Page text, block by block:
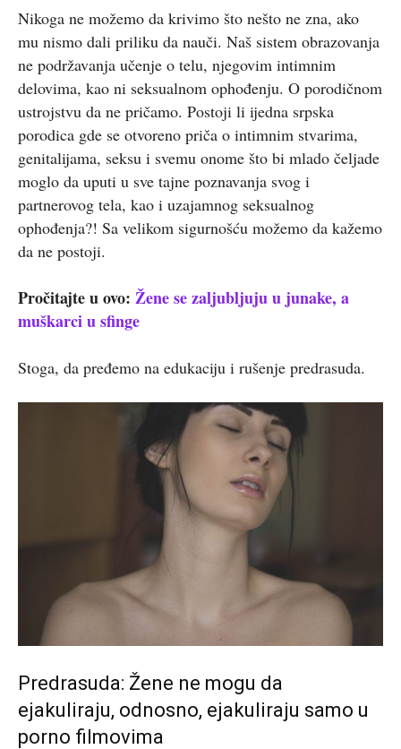
Nikoga ne možemo da krivimo što nešto ne zna, ako
mu nismo dali priliku da nauči. Naš sistem obrazovanja
ne podržavanja učenje o telu, njegovim intimnim
delovima, kao ni seksualnom ophođenju. O porodičnom
ustrojstvu da ne pričamo. Postoji li ijedna srpska
porodica gde se otvoreno priča o intimnim stvarima,
genitalijama, seksu i svemu onome što bi mlado čeljade
moglo da uputi u sve tajne poznavanja svog i
partnerovog tela, kao i uzajamnog seksualnog
ophođenja?! Sa velikom sigurnošću možemo da kažemo
da ne postoji.
Pročitajte u ovo: Žene se zaljubljuju u junake, a
muškarci u sfinge
Stoga, da pređemo na edukaciju i rušenje predrasuda.
Predrasuda: Žene ne mogu da
ejakuliraju, odnosno, ejakuliraju samo u
porno filmovima